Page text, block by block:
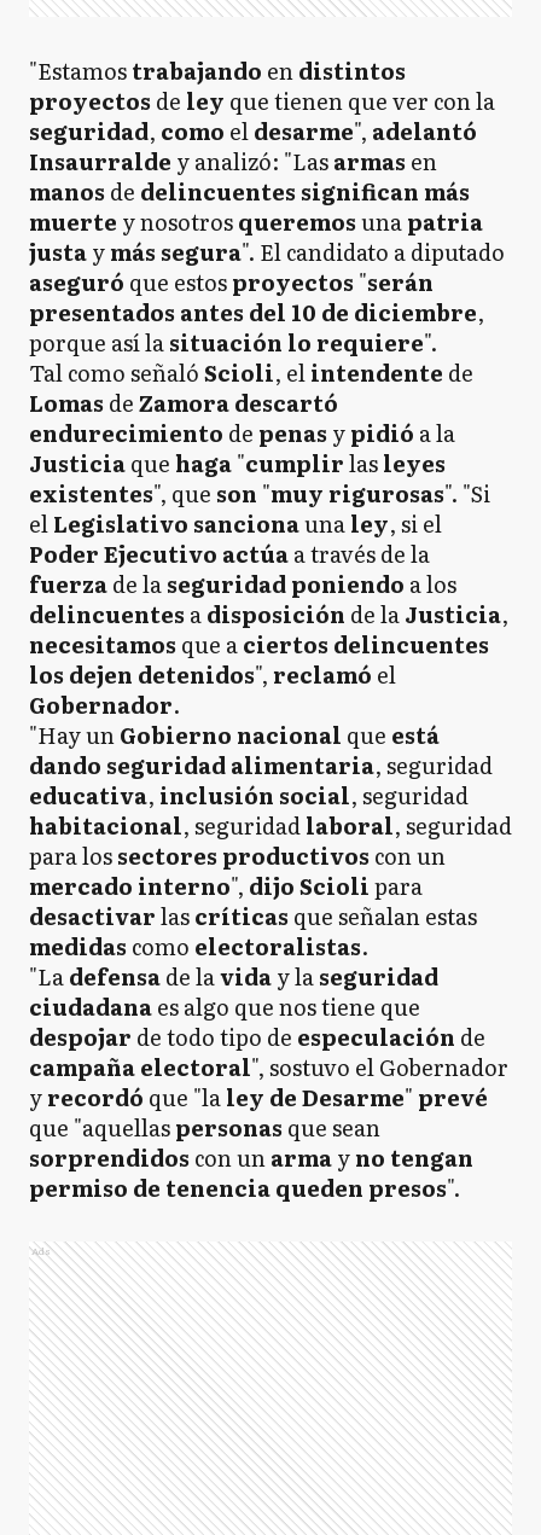
"Estamostrabajando endistintos
proyectos de ley que tienen que ver con la
seguridad, como eldesarme", adelantó
Insaurralde y analizó: "Lasarmas en
manos de delincuentes significan más
muerte y nosotrosqueremosunapatria
justaymás segura". El candidato a diputado
aseguró que estosproyectos "serán
presentados antes del 10 de diciembre,
porque así lasituación lo requiere".
Tal como señalóScioli, elintendente de
Lomas deZamora descartó
endurecimiento de penas ypidió a la
Justiciaque haga"cumplirlasleyes
existentes", que son "muy rigurosas". "Si
elLegislativo sancionaunaley, si el
PoderEjecutivo actúaa través de la
fuerzade laseguridadponiendo a los
delincuentes adisposición de laJusticia,
necesitamos que aciertos delincuentes
los dejen detenidos", reclamó el
Gobernador.
"Hay unGobierno nacional que está
dando seguridad alimentaria, seguridad
educativa, inclusión social, seguridad
habitacional, seguridadlaboral, seguridad
para lossectores productivos con un
mercado interno", dijo Sciolipara
desactivarlascríticas que señalan estas
medidas como electoralistas.
"Ladefensade laviday laseguridad
ciudadanaes algo quenos tiene que
despojar detodo tipo de especulación de
campañaelectoral", sostuvo el Gobernador
yrecordó que "laley de Desarme" prevé
que "aquellaspersonas que sean
sorprendidos con unarmayno tengan
permiso de tenencia queden presos".
Ads